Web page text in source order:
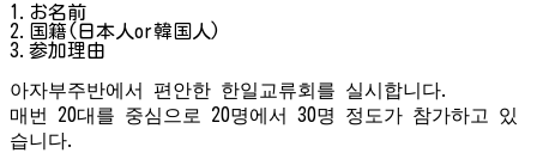
1.お名前
2.国籍(日本人or韓国人)
3.参加理由
아자부주반에서 편안한 한일교류회를 실시합니다.
매번 20대를 중심으로 20명에서 30명 정도가 참가하고 있
습니다.